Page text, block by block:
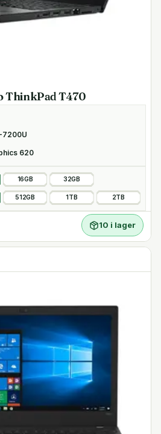
ThinkPad T470
7200U
620
16GB 32GB
512GB 1TB 2TB
10 i lager